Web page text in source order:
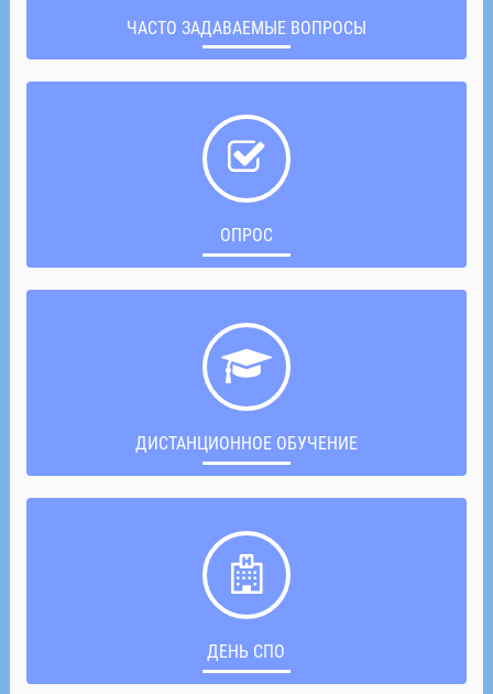
ЧАСТО ЗАДАВАЕМЫЕ ВОПРОСЫ
ОПРОС
ДИСТАНЦИОННОЕ ОБУЧЕНИЕ
ДЕНЬ СПО